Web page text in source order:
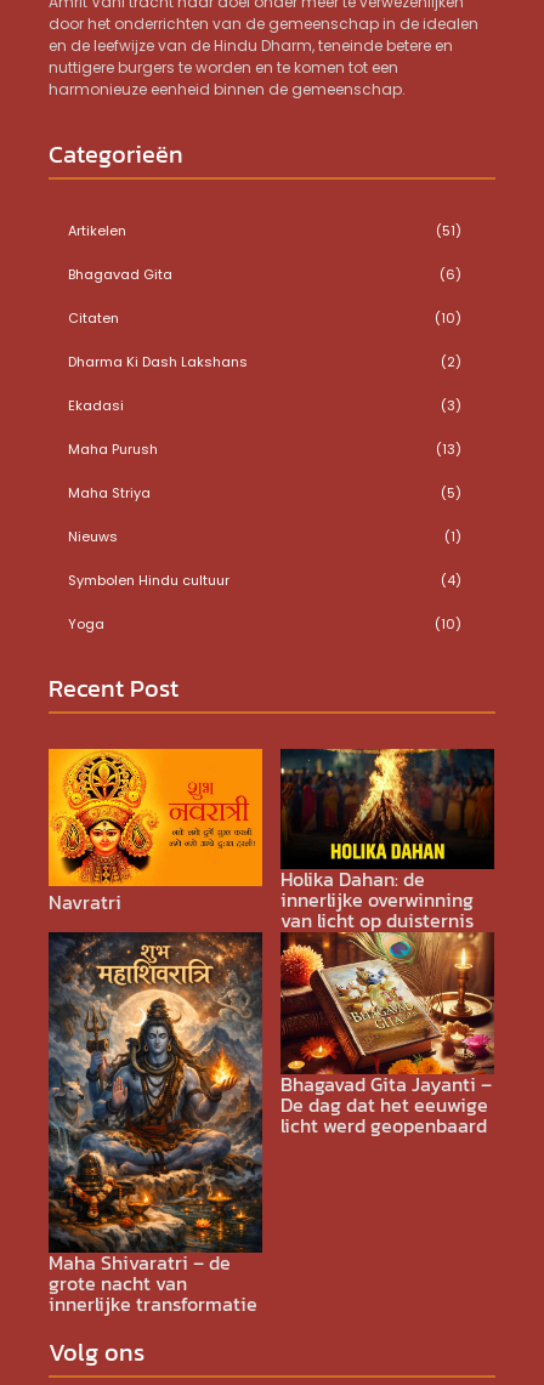
door het onderrichten van de gemeenschap in de idealen
en de leefwijze van de Hindu Dharm, teneinde betere en
nuttigere burgers te worden en te komen tot een
harmonieuze eenheid binnen de gemeenschap.
Categorieën
Artikelen (51)
Bhagavad Gita (6)
Citaten (10)
Dharma Ki Dash Lakshans (2)
Ekadasi (3)
Maha Purush (13)
Maha Striya (5)
Nieuws (1)
Symbolen Hindu cultuur (4)
Yoga (10)
Recent Post
Navratri
Holika Dahan: de
innerlijke overwinning
van licht op duisternis
Maha Shivaratri – de
grote nacht van
innerlijke transformatie
Bhagavad Gita Jayanti –
De dag dat het eeuwige
licht werd geopenbaard
Volg ons